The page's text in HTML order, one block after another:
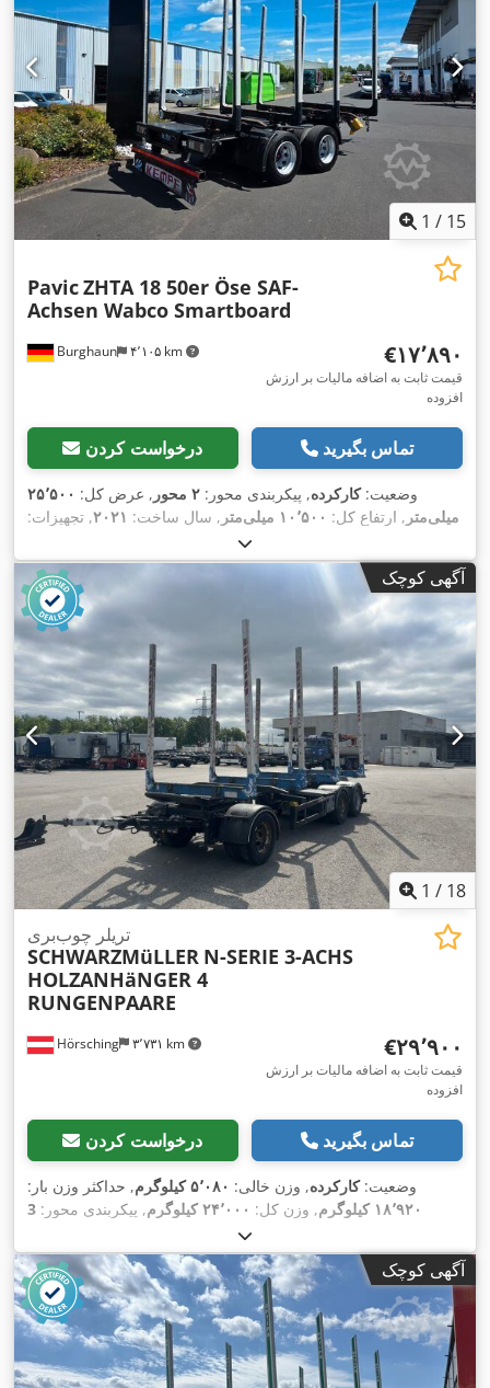
1 / 15
Burghaun ۴٬۱۰۵ km
PavicZHTA 18 50er Öse SAF-
Achsen Wabco Smartboard
‎€۱۷٬۸۹۰
قیمت ثابت به اضافه مالیات بر ارزش
افزوده
درخواست کردن تماس بگیرید
وضعیت:کارکرده, پیکربندی محور: ۲ محور , عرض کل: ۲۵٬۵۰۰
میلی‌متر , ارتفاع کل: ۱۰٬۵۰۰ میلی‌متر , سال ساخت: ۲۰۲۱, تجهیزات:
آگهی کوچک
1 / 18
Hörsching ۳٬۷۳۱ km
تریلر چوب‌بری
SCHWARZMüLLER N-SERIE 3-ACHS
HOLZANHäNGER 4
RUNGENPAARE
‎€۲۹٬۹۰۰
قیمت ثابت به اضافه مالیات بر ارزش
افزوده
درخواست کردن تماس بگیرید
وضعیت:کارکرده, وزن خالی: ۵٬۰۸۰ کیلوگرم
, حداکثر وزن بار:
۱۸٬۹۲۰ کیلوگرم
, وزن کل: ۲۴٬۰۰۰ کیلوگرم , پیکربندی محور: 3
, ثبت‌نام اولیه:
سیستم تعلیق:هوا, سایز تایر: 265/70 R19,5 , تجهیزات:,
آگهی کوچک